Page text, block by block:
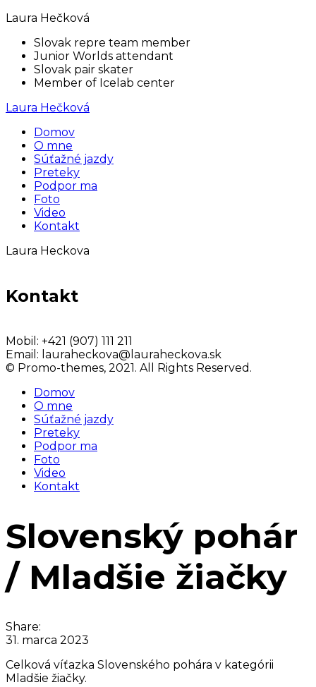
Laura Hečková
Slovak repre team member
Junior Worlds attendant
Slovak pair skater
Member of Icelab center
Laura Hečková
Domov
O mne
Súťažné jazdy
Preteky
Podpor ma
Foto
Video
Kontakt
Laura Heckova
Kontakt
Mobil: +421 (907) 111 211
Email: lauraheckova@lauraheckova.sk
© Promo-themes, 2021. All Rights Reserved.
Domov
O mne
Súťažné jazdy
Preteky
Podpor ma
Foto
Video
Kontakt
Slovenský pohár
/ Mladšie žiačky
Share:
31. marca 2023
Celková víťazka Slovenského pohára v kategórii
Mladšie žiačky.